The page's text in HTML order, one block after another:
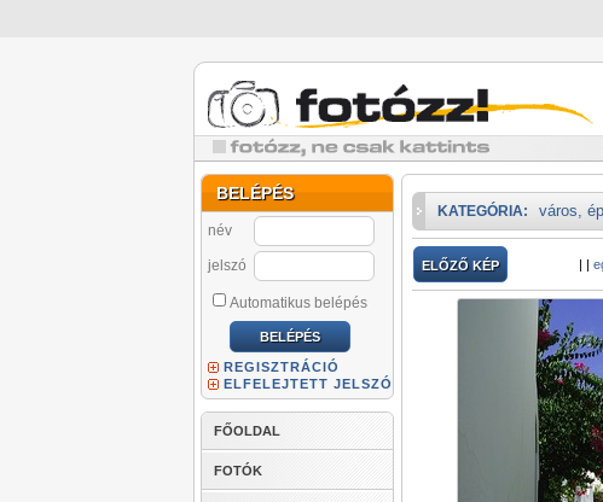
BELÉPÉS
név
jelszó
Automatikus belépés
REGISZTRÁCIÓ
ELFELEJTETT JELSZÓ
FŐOLDAL
FOTÓK
KATEGÓRIA: város,
ELŐZŐ KÉP | |